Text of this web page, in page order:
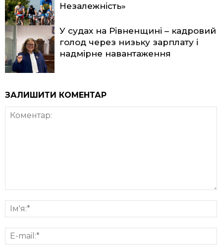
Незалежність»
У судах на Рівненщині – кадровий
голод через низьку зарплату і
надмірне навантаження
ЗАЛИШИТИ КОМЕНТАР